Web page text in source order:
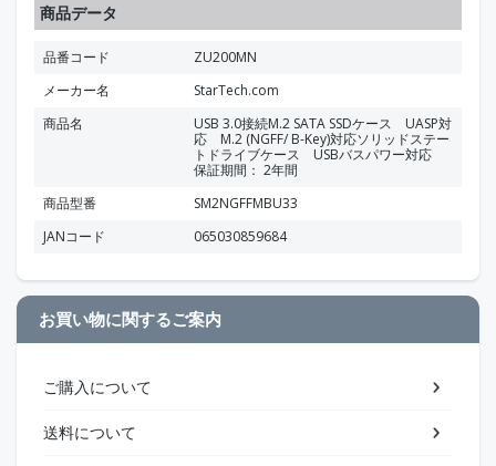
商品データ
品番コード
ZU200MN
メーカー名
StarTech.com
商品名
USB 3.0接続M.2 SATA SSDケース UASP対
応 M.2 (NGFF/ B-Key)対応ソリッドステー
トドライブケース USBバスパワー対応
保証期間： 2年間
商品型番
SM2NGFFMBU33
JANコード
065030859684
お買い物に関するご案内
ご購入について
送料について